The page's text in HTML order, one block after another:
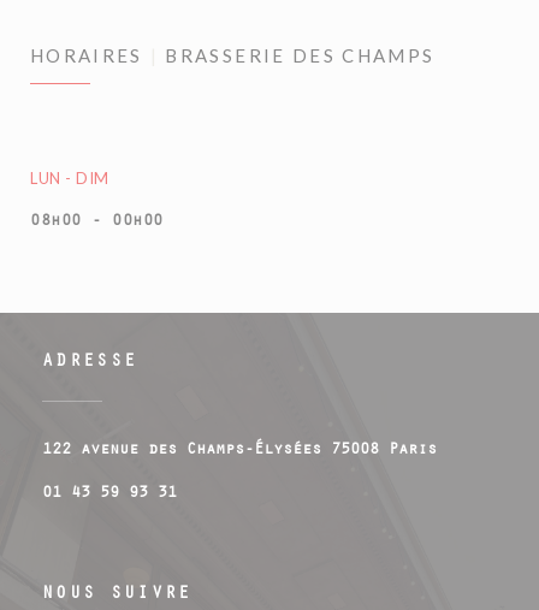
HORAIRES BRASSERIE DES CHAMPS
LUN - DIM
08h00 - 00h00
ADRESSE
122 avenue des Champs-Élysées 75008 Paris
01 43 59 93 31
NOUS SUIVRE